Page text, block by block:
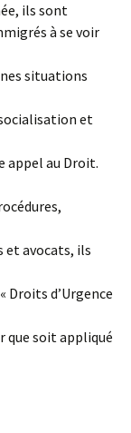
ils sont
à se voir
situations
et
appel au Droit.
et avocats, ils
Droits d’Urgence
que soit appliqué